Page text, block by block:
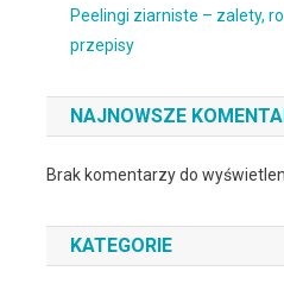
Peelingi ziarniste – zalety,
przepisy
NAJNOWSZE
Brak komentarzy do
KATEGORIE